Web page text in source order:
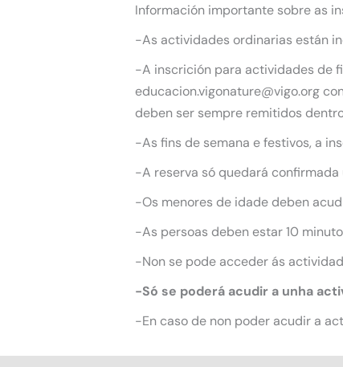
Información importante sobre as
-As actividades ordinarias están
-A inscrición para actividades de
educacion.vigonature@vigo.org
deben ser sempre remitidos
-As fins de semana e festivos, a
-A reserva só quedará
-Os menores de idade deben
-As persoas deben estar 10
-Non se pode acceder ás
-Só se poderá acudir a unha
-En caso de non poder acudir a